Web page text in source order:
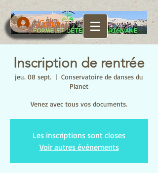
Connexion
Inscription de rentrée
jeu. 08 sept.
  |
Conservatoire de danses du
Planet
Venez avec tous vos documents.
Les inscriptions sont closes
Voir autres événements